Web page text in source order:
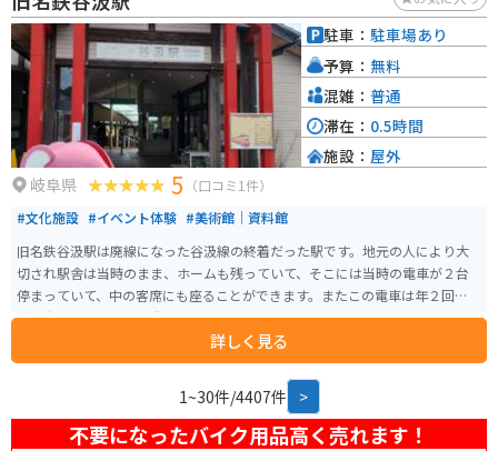
です。周辺は田園風景が広がり、のどかな風景の中をツーリングすることが
できます。 道の駅から少し足を延ばせば、国営木曽三川公園の一つである
「河川環境楽園」や、歴史ある街並みが残る「美濃路」など、観光スポット
も点在しています。
岐阜県 5 （口コミ1件）
#文化施設 #イベント体験 #美術館｜資料館
旧名鉄谷汲駅は廃線になった谷汲線の終着だった駅です。地元の人により大
切され駅舎は当時のまま、ホームも残っていて、そこには当時の電車が２台
停まっていて、中の客席にも座ることができます。またこの電車は年２回春と
秋に動かしており、実際に短い距離ですが走る姿もみることができます。ト
イレも当時のまま残っていて利用できます。ツーリング、ドライブ休憩の場所
と使う人も多々います。
詳しく見る
駐車： 駐車場あり
予算： 無料
混雑： 普通
滞在： 0.5時間
施設： 屋外
1~30件/4407件 >
不要になったバイク用品高く売れます！